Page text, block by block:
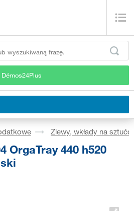
Démos24Plus
Zlewy, wkłady na
OrgaTray 440 h520